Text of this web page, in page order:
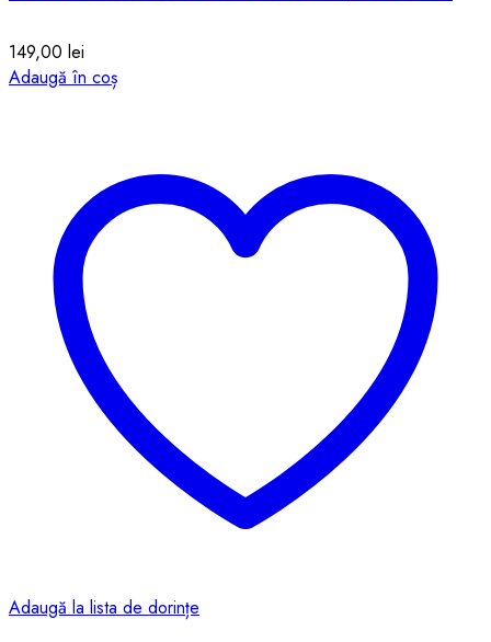
149,00 lei
Adaugă în coș
Adaugă la lista de dorințe